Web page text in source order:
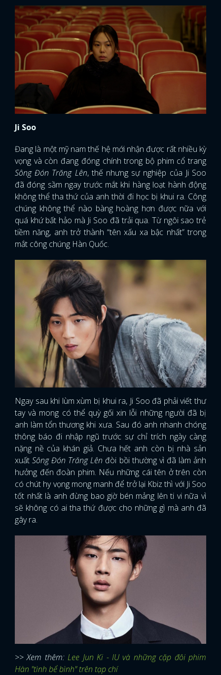
Ji Soo
Đang là một mỹ nam thế hệ mới nhận được rất nhiều kỳ
vọng và còn đang đóng chính trong bộ phim cổ trang
Sông Đón Trăng Lên, thế nhưng sự nghiệp của Ji Soo
đã đóng sầm ngay trước mắt khi hàng loạt hành động
không thể tha thứ của anh thời đi học bị khui ra. Công
chúng không thể nào bàng hoàng hơn được nữa với
quá khứ bất hảo mà Ji Soo đã trải qua. Từ ngôi sao trẻ
tiềm năng, anh trở thành “tên xấu xa bậc nhất” trong
mắt công chúng Hàn Quốc.
Ngay sau khi lùm xùm bị khui ra, Ji Soo đã phải viết thư
tay và mong có thể quỳ gối xin lỗi những người đã bị
anh làm tổn thương khi xưa. Sau đó anh nhanh chóng
thông báo đi nhập ngũ trước sự chỉ trích ngày càng
nặng nề của khán giả. Chưa hết anh còn bị nhà sản
xuấtSông Đón Trăng Lên đòi bồi thường vì đã làm ảnh
hưởng đến đoàn phim. Nếu những cái tên ở trên còn
có chút hy vọng mong manh để trở lại Kbiz thì với Ji Soo
tốt nhất là anh đừng bao giờ bén mảng lên ti vi nữa vì
sẽ không có ai tha thứ được cho những gì mà anh đã
gây ra.
>> Xem thêm:Lee Jun Ki - IU và những cặp đôi phim
Hàn "tình bể bình" trên tạp chí